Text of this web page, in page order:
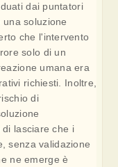
dai puntatori
soluzione
che l'intervento
solo di un
umana era
richiesti. Inoltre,
di
di lasciare che i
senza validazione
ne emerge è